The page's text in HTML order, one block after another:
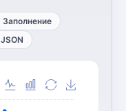
Заполнение
JSON